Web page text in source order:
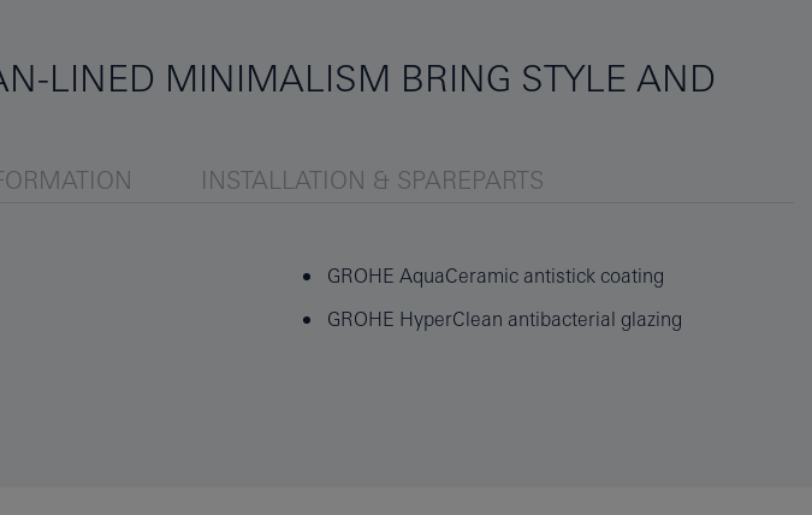
LINED MINIMALISM BRING STYLE AND
INSTALLATION & SPAREPARTS
GROHE AquaCeramic antistick coating
GROHE HyperClean antibacterial glazing